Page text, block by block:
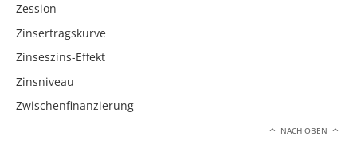
Zession
Zinsertragskurve
Zinseszins-Effekt
Zinsniveau
Zwischenfinanzierung
NACH OBEN